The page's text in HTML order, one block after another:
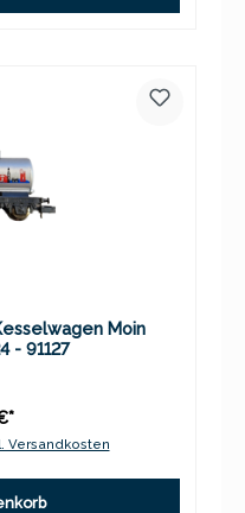
Moin
- 91127
Versandkosten